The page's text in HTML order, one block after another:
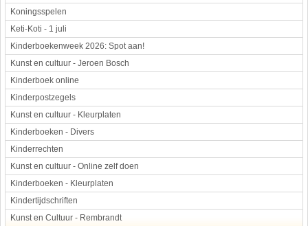
Koningsspelen
Keti-Koti - 1 juli
Kinderboekenweek 2026: Spot aan!
Kunst en cultuur - Jeroen Bosch
Kinderboek online
Kinderpostzegels
Kunst en cultuur - Kleurplaten
Kinderboeken - Divers
Kinderrechten
Kunst en cultuur - Online zelf doen
Kinderboeken - Kleurplaten
Kindertijdschriften
Kunst en Cultuur - Rembrandt